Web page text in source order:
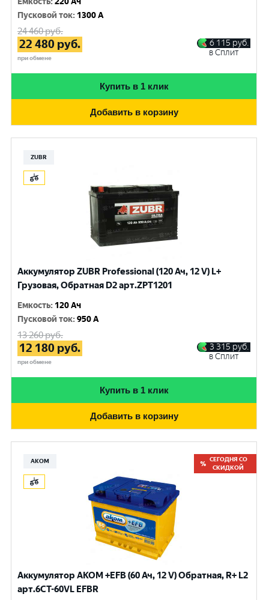
Пусковой ток: 1300 A
24 460руб.
22 480 руб.
при обмене
6 115 руб.
в Сплит
Купить в 1 клик
Добавить в корзину
ZUBR
Аккумулятор ZUBR Professional (120 Ач, 12 V) L+
Грузовая, Обратная D2 арт.ZPT1201
Емкость: 120 Ач
Пусковой ток:950 A
13 260руб.
12 180 руб.
при обмене
3 315 руб.
в Сплит
Купить в 1 клик
Добавить в корзину
АКОМ
СЕГОДНЯ СО
СКИДКОЙ
Аккумулятор AKOM +EFB (60 Ач, 12 V) Обратная, R+ L2
арт.6CТ-60VL EFBR